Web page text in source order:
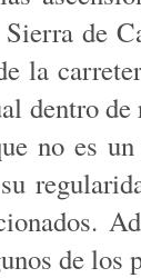
de
la
dentro
no es
de los